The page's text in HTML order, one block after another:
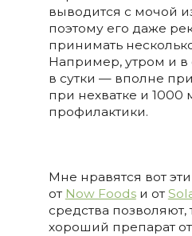
выводится с мочой
поэтому его даже
принимать
Например, утром и
в сутки — вполне
при нехватке и 1000
профилактики.
Мне нравятся вот
от Now Foodsи от
средства позволяют,
хороший препарат от